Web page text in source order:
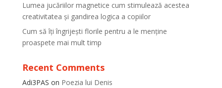
Lumea jucăriilor magnetice cum stimulează acestea
creativitatea și gandirea logica a copiilor
Cum să îți îngrijești florile pentru a le menține
proaspete mai mult timp
Recent Comments
Adi3PAS on Poezia lui Denis